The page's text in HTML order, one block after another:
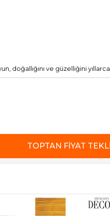
doğallığını ve güzelliğini yıllarca